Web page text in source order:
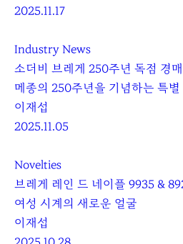
2025.11.17
Industry News
소더비 브레게 250주년 독점 경매
메종의 250주년을 기념하는 특별
이재섭
2025.11.05
Novelties
브레게 레인 드 네이플 9935 &
여성 시계의 새로운 얼굴
이재섭